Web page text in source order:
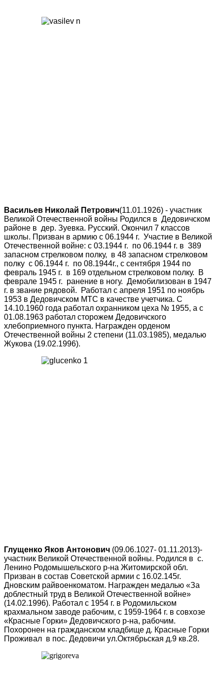
Васильев Николай Петрович(11.01.1926) - участник
Великой Отечественной войны Родился в Дедовичском
районе в дер. Зуевка. Русский. Окончил 7 классов
школы. Призван в армию с 06.1944 г. Участие в Великой
Отечественной войне: с 03.1944 г. по 06.1944 г. в 389
запасном стрелковом полку, в 48 запасном стрелковом
полку с 06.1944 г. по 08.1944г., с сентября 1944 по
февраль 1945 г. в 169 отдельном стрелковом полку. В
феврале 1945 г. ранение в ногу. Демобилизован в 1947
г. в звание рядовой. Работал с апреля 1951 по ноябрь
1953 в Дедовичском МТС в качестве учетчика. С
14.10.1960 года работал охранником цеха № 1955, а с
01.08.1963 работал сторожем Дедовичского
хлебоприемного пункта. Награжден орденом
Отечественной войны 2 степени (11.03.1985), медалью
Жукова (19.02.1996).
Глущенко Яков Антонович (09.06.1027- 01.11.2013)-
участник Великой Отечественной войны. Родился в с.
Ленино Родомышельского р-на Житомирской обл.
Призван в состав Советской армии с 16.02.145г.
Дновским райвоенкоматом. Награжден медалью «За
доблестный труд в Великой Отечественной войне»
(14.02.1996). Работал с 1954 г. в Родомильском
крахмальном заводе рабочим, с 1959-1964 г. в совхозе
«Красные Горки» Дедовичского р-на, рабочим.
Похоронен на гражданском кладбище д. Красные Горки
Проживал в пос. Дедовичи ул.Октябрьская д.9 кв.28.